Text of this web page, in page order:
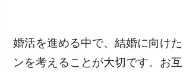
婚活を進める中で、結婚に向け
ンを考えることが大切です。お